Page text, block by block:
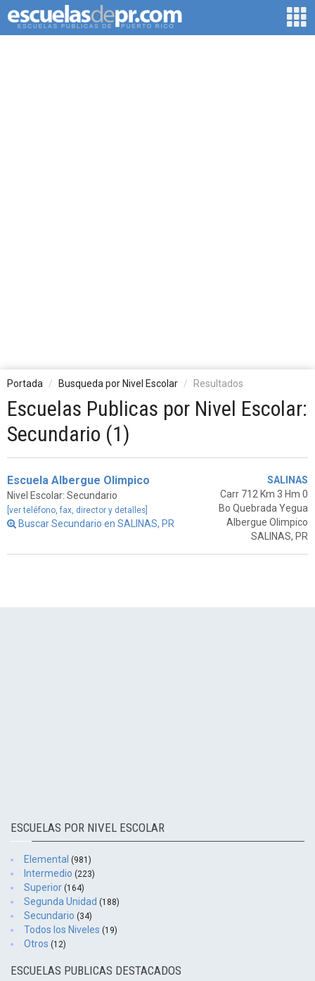
Portada Busqueda por Nivel Escolar Resultados
Escuelas Publicas por Nivel Escolar:
Secundario (1)
Escuela Albergue Olimpico
Nivel Escolar: Secundario
[ver teléfono, fax, director y detalles]
Buscar Secundario en SALINAS, PR
SALINAS
Carr 712 Km 3 Hm 0
Bo Quebrada Yegua
Albergue Olimpico
SALINAS, PR
ESCUELAS POR NIVEL ESCOLAR
Elemental (981)
Intermedio (223)
Superior (164)
Segunda Unidad (188)
Secundario (34)
Todos los Niveles (19)
Otros (12)
ESCUELAS PUBLICAS DESTACADOS